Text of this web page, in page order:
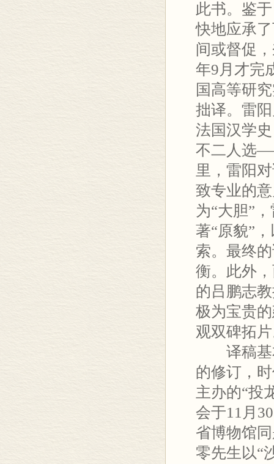
此书。鉴
快地应承
间或督促
年9月才完
国高等研
拙译。雷
法国汉学
不二人选
里，雷阳
致专业的
为“大胆”
著“原貌”
索。最终
衡。此外
的吕鹏志
极为宝贵
观双碑拓
译稿基本
的修订，
主办的“投
会于11月
省博物馆
零先生以“